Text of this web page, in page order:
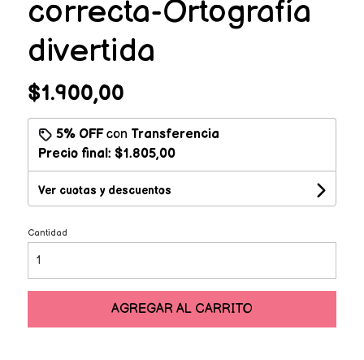
correcta-Ortografía
divertida
$1.900,00
5% OFFcon Transferencia
Precio final: $1.805,00
Ver cuotas y descuentos
Cantidad
AGREGAR AL CARRITO